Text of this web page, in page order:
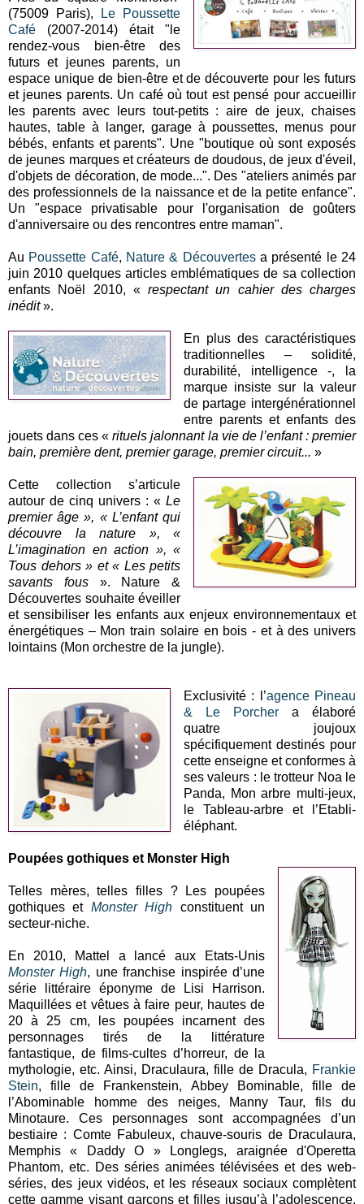
(75009 Paris),
Le Poussette
Café (2007-2014) était "le
rendez-vous bien-être des
futurs et jeunes parents, un
espace unique de bien-être et de découverte pour les futurs
et jeunes parents. Un café où tout est pensé pour accueillir
les parents avec leurs tout-petits : aire de jeux, chaises
hautes, table à langer, garage à poussettes, menus pour
bébés, enfants et parents". Une "boutique où sont exposés
de jeunes marques et créateurs de doudous, de jeux d'éveil,
d'objets de décoration, de mode...". Des "ateliers animés par
des professionnels de la naissance et de la petite enfance".
Un "espace privatisable pour l'organisation de goûters
d'anniversaire ou des rencontres entre maman".
Au Poussette Café, Nature & Découvertesa présenté le 24
juin 2010 quelques articles emblématiques de sa collection
enfants Noël 2010, « respectant un cahier des charges
inédit».
En plus des caractéristiques
traditionnelles – solidité,
durabilité, intelligence -, la
marque insiste sur la valeur
de partage intergénérationnel
entre parents et enfants des
jouets dans ces «rituels jalonnant la vie de l’enfant : premier
bain, première dent, premier garage, premier circuit... »
Cette collection s’articule
autour de cinq univers : «Le
premier âge », « L’enfant qui
découvre la nature », «
L’imagination en action », «
Tous dehors » et « Les petits
savants fous». Nature &
Découvertes souhaite éveiller
et sensibiliser les enfants aux enjeux environnementaux et
énergétiques – Mon train solaire en bois - et à des univers
lointains (Mon orchestre de la jungle).
Exclusivité : l’agence Pineau
& Le Porchera élaboré
quatre joujoux
spécifiquement destinés pour
cette enseigne et conformes à
ses valeurs : le trotteur Noa le
Panda, Mon arbre multi-jeux,
le Tableau-arbre et l’Etabli-
éléphant.
Poupées gothiques et Monster High
Telles mères, telles filles ? Les poupées
gothiques et Monster High constituent un
secteur-niche.
En 2010, Mattel a lancé aux Etats-Unis
Monster High, une franchise inspirée d’une
série littéraire éponyme de Lisi Harrison.
Maquillées et vêtues à faire peur, hautes de
20 à 25 cm, les poupées incarnent des
personnages tirés de la littérature
fantastique, de films-cultes d’horreur, de la
mythologie, etc. Ainsi, Draculaura, fille de Dracula, Frankie
Stein, fille de Frankenstein, Abbey Bominable, fille de
l’Abominable homme des neiges, Manny Taur, fils du
Minotaure. Ces personnages sont accompagnées d’un
bestiaire : Comte Fabuleux, chauve-souris de Draculaura,
Memphis « Daddy O » Longlegs, araignée d'Operetta
Phantom, etc. Des séries animées télévisées et des web-
séries, des jeux vidéos, et les réseaux sociaux complètent
cette gamme visant garçons et filles jusqu’à l’adolescence,